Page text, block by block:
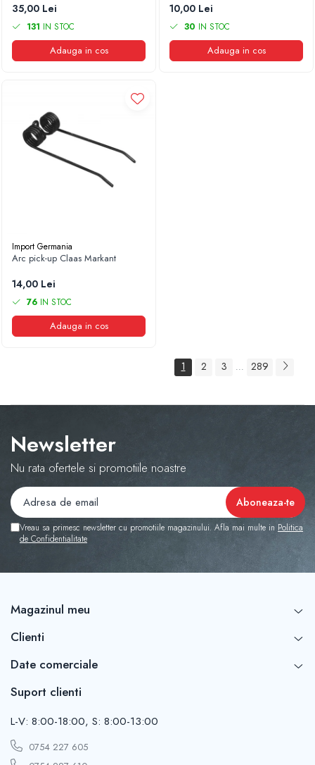
35,00 Lei
131 IN STOC
Adauga in cos
10,00 Lei
30 IN STOC
Adauga in cos
Import Germania
Arc pick-up Claas Markant
14,00 Lei
76 IN STOC
Adauga in cos
1 2 3 ... 289
Newsletter
Nu rata ofertele si promotiile noastre
Vreau sa primesc newsletter cu promotiile magazinului. Afla mai multe in Politica
de Confidentialitate
Magazinul meu
Clienti
Date comerciale
Suport clienti
L-V: 8:00-18:00, S: 8:00-13:00
0754 227 605